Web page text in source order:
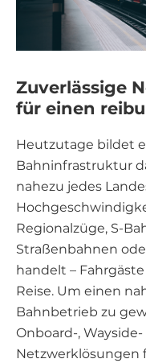
Zuverlässige
für einen
Heutzutage bildet
Bahninfrastruktur
nahezu jedes
Regionalzüge, S-
Straßenbahnen
handelt –
Reise. Um einen
Bahnbetrieb zu
Onboard-,
Netzwerklösungen